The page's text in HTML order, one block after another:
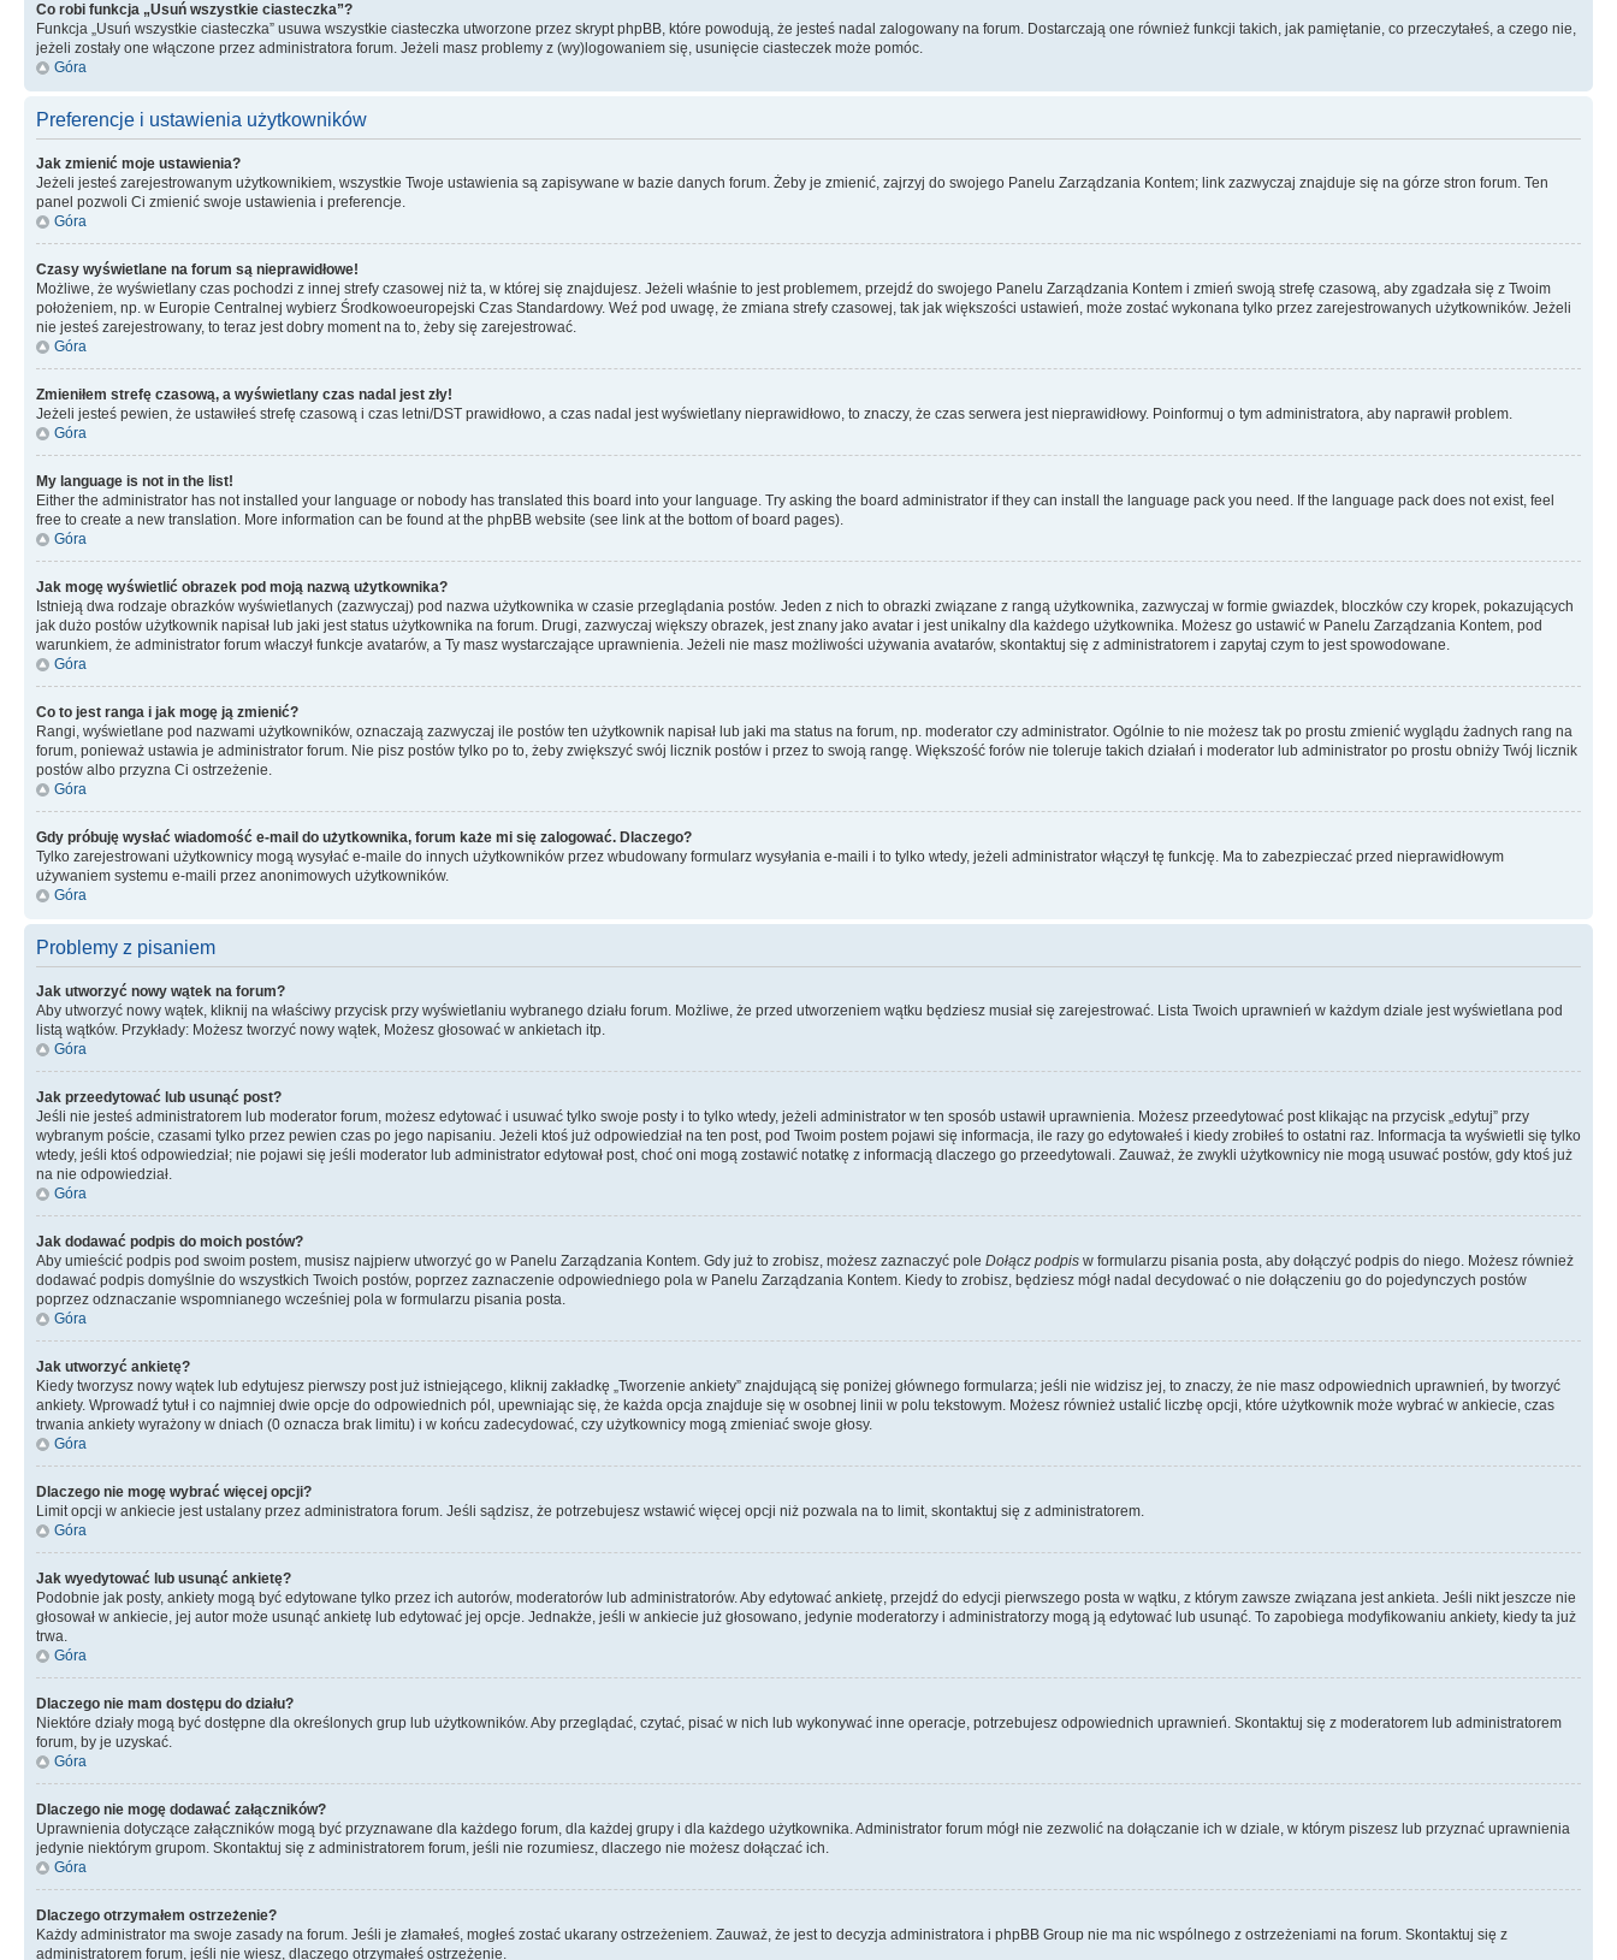
Co robi funkcja „Usuń wszystkie ciasteczka”?
Funkcja „Usuń wszystkie ciasteczka” usuwa wszystkie ciasteczka utworzone przez skrypt phpBB, które powodują, że jesteś nadal zalogowany na forum. Dostarczają one również funkcji takich, jak pamiętanie, co przeczytałeś, a czego nie,
jeżeli zostały one włączone przez administratora forum. Jeżeli masz problemy z (wy)logowaniem się, usunięcie ciasteczek może pomóc.
Góra
Preferencje i ustawienia użytkowników
Jak zmienić moje ustawienia?
Jeżeli jesteś zarejestrowanym użytkownikiem, wszystkie Twoje ustawienia są zapisywane w bazie danych forum. Żeby je zmienić, zajrzyj do swojego Panelu Zarządzania Kontem; link zazwyczaj znajduje się na górze stron forum. Ten
panel pozwoli Ci zmienić swoje ustawienia i preferencje.
Góra
Czasy wyświetlane na forum są nieprawidłowe!
Możliwe, że wyświetlany czas pochodzi z innej strefy czasowej niż ta, w której się znajdujesz. Jeżeli właśnie to jest problemem, przejdź do swojego Panelu Zarządzania Kontem i zmień swoją strefę czasową, aby zgadzała się z Twoim
położeniem, np. w Europie Centralnej wybierz Środkowoeuropejski Czas Standardowy. Weź pod uwagę, że zmiana strefy czasowej, tak jak większości ustawień, może zostać wykonana tylko przez zarejestrowanych użytkowników. Jeżeli
nie jesteś zarejestrowany, to teraz jest dobry moment na to, żeby się zarejestrować.
Góra
Zmieniłem strefę czasową, a wyświetlany czas nadal jest zły!
Jeżeli jesteś pewien, że ustawiłeś strefę czasową i czas letni/DST prawidłowo, a czas nadal jest wyświetlany nieprawidłowo, to znaczy, że czas serwera jest nieprawidłowy. Poinformuj o tym administratora, aby naprawił problem.
Góra
My language is not in the list!
Either the administrator has not installed your language or nobody has translated this board into your language. Try asking the board administrator if they can install the language pack you need. If the language pack does not exist, feel
free to create a new translation. More information can be found at the phpBB website (see link at the bottom of board pages).
Góra
Jak mogę wyświetlić obrazek pod moją nazwą użytkownika?
Istnieją dwa rodzaje obrazków wyświetlanych (zazwyczaj) pod nazwa użytkownika w czasie przeglądania postów. Jeden z nich to obrazki związane z rangą użytkownika, zazwyczaj w formie gwiazdek, bloczków czy kropek, pokazujących
jak dużo postów użytkownik napisał lub jaki jest status użytkownika na forum. Drugi, zazwyczaj większy obrazek, jest znany jako avatar i jest unikalny dla każdego użytkownika. Możesz go ustawić w Panelu Zarządzania Kontem, pod
warunkiem, że administrator forum właczył funkcje avatarów, a Ty masz wystarczające uprawnienia. Jeżeli nie masz możliwości używania avatarów, skontaktuj się z administratorem i zapytaj czym to jest spowodowane.
Góra
Co to jest ranga i jak mogę ją zmienić?
Rangi, wyświetlane pod nazwami użytkowników, oznaczają zazwyczaj ile postów ten użytkownik napisał lub jaki ma status na forum, np. moderator czy administrator. Ogólnie to nie możesz tak po prostu zmienić wyglądu żadnych rang na
forum, ponieważ ustawia je administrator forum. Nie pisz postów tylko po to, żeby zwiększyć swój licznik postów i przez to swoją rangę. Większość forów nie toleruje takich działań i moderator lub administrator po prostu obniży Twój licznik
postów albo przyzna Ci ostrzeżenie.
Góra
Gdy próbuję wysłać wiadomość e-mail do użytkownika, forum każe mi się zalogować. Dlaczego?
Tylko zarejestrowani użytkownicy mogą wysyłać e-maile do innych użytkowników przez wbudowany formularz wysyłania e-maili i to tylko wtedy, jeżeli administrator włączył tę funkcję. Ma to zabezpieczać przed nieprawidłowym
używaniem systemu e-maili przez anonimowych użytkowników.
Góra
Problemy z pisaniem
Jak utworzyć nowy wątek na forum?
Aby utworzyć nowy wątek, kliknij na właściwy przycisk przy wyświetlaniu wybranego działu forum. Możliwe, że przed utworzeniem wątku będziesz musiał się zarejestrować. Lista Twoich uprawnień w każdym dziale jest wyświetlana pod
listą wątków. Przykłady: Możesz tworzyć nowy wątek, Możesz głosować w ankietach itp.
Góra
Jak przeedytować lub usunąć post?
Jeśli nie jesteś administratorem lub moderator forum, możesz edytować i usuwać tylko swoje posty i to tylko wtedy, jeżeli administrator w ten sposób ustawił uprawnienia. Możesz przeedytować post klikając na przycisk „edytuj” przy
wybranym poście, czasami tylko przez pewien czas po jego napisaniu. Jeżeli ktoś już odpowiedział na ten post, pod Twoim postem pojawi się informacja, ile razy go edytowałeś i kiedy zrobiłeś to ostatni raz. Informacja ta wyświetli się tylko
wtedy, jeśli ktoś odpowiedział; nie pojawi się jeśli moderator lub administrator edytował post, choć oni mogą zostawić notatkę z informacją dlaczego go przeedytowali. Zauważ, że zwykli użytkownicy nie mogą usuwać postów, gdy ktoś już
na nie odpowiedział.
Góra
Jak dodawać podpis do moich postów?
Aby umieścić podpis pod swoim postem, musisz najpierw utworzyć go w Panelu Zarządzania Kontem. Gdy już to zrobisz, możesz zaznaczyć pole Dołącz podpis w formularzu pisania posta, aby dołączyć podpis do niego. Możesz również
dodawać podpis domyślnie do wszystkich Twoich postów, poprzez zaznaczenie odpowiedniego pola w Panelu Zarządzania Kontem. Kiedy to zrobisz, będziesz mógł nadal decydować o nie dołączeniu go do pojedynczych postów
poprzez odznaczanie wspomnianego wcześniej pola w formularzu pisania posta.
Góra
Jak utworzyć ankietę?
Kiedy tworzysz nowy wątek lub edytujesz pierwszy post już istniejącego, kliknij zakładkę „Tworzenie ankiety” znajdującą się poniżej głównego formularza; jeśli nie widzisz jej, to znaczy, że nie masz odpowiednich uprawnień, by tworzyć
ankiety. Wprowadź tytuł i co najmniej dwie opcje do odpowiednich pól, upewniając się, że każda opcja znajduje się w osobnej linii w polu tekstowym. Możesz również ustalić liczbę opcji, które użytkownik może wybrać w ankiecie, czas
trwania ankiety wyrażony w dniach (0 oznacza brak limitu) i w końcu zadecydować, czy użytkownicy mogą zmieniać swoje głosy.
Góra
Dlaczego nie mogę wybrać więcej opcji?
Limit opcji w ankiecie jest ustalany przez administratora forum. Jeśli sądzisz, że potrzebujesz wstawić więcej opcji niż pozwala na to limit, skontaktuj się z administratorem.
Góra
Jak wyedytować lub usunąć ankietę?
Podobnie jak posty, ankiety mogą być edytowane tylko przez ich autorów, moderatorów lub administratorów. Aby edytować ankietę, przejdź do edycji pierwszego posta w wątku, z którym zawsze związana jest ankieta. Jeśli nikt jeszcze nie
głosował w ankiecie, jej autor może usunąć ankietę lub edytować jej opcje. Jednakże, jeśli w ankiecie już głosowano, jedynie moderatorzy i administratorzy mogą ją edytować lub usunąć. To zapobiega modyfikowaniu ankiety, kiedy ta już
trwa.
Góra
Dlaczego nie mam dostępu do działu?
Niektóre działy mogą być dostępne dla określonych grup lub użytkowników. Aby przeglądać, czytać, pisać w nich lub wykonywać inne operacje, potrzebujesz odpowiednich uprawnień. Skontaktuj się z moderatorem lub administratorem
forum, by je uzyskać.
Góra
Dlaczego nie mogę dodawać załączników?
Uprawnienia dotyczące załączników mogą być przyznawane dla każdego forum, dla każdej grupy i dla każdego użytkownika. Administrator forum mógł nie zezwolić na dołączanie ich w dziale, w którym piszesz lub przyznać uprawnienia
jedynie niektórym grupom. Skontaktuj się z administratorem forum, jeśli nie rozumiesz, dlaczego nie możesz dołączać ich.
Góra
Dlaczego otrzymałem ostrzeżenie?
Każdy administrator ma swoje zasady na forum. Jeśli je złamałeś, mogłeś zostać ukarany ostrzeżeniem. Zauważ, że jest to decyzja administratora i phpBB Group nie ma nic wspólnego z ostrzeżeniami na forum. Skontaktuj się z
administratorem forum, jeśli nie wiesz, dlaczego otrzymałeś ostrzeżenie.